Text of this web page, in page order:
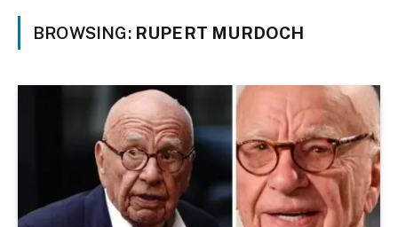
BROWSING: RUPERT MURDOCH